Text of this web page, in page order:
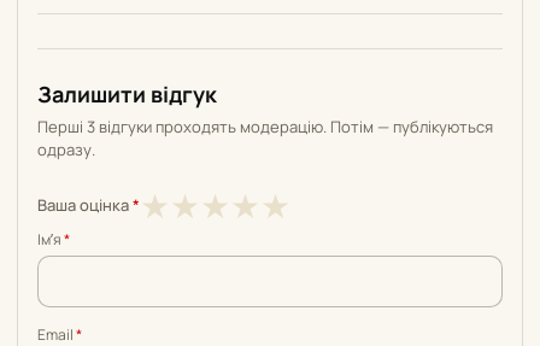
Залишити відгук
Перші 3 відгуки проходять модерацію. Потім — публікуються
одразу.
Ваша оцінка* ★
5
★4
5
★3
5
★2
5
★1
5
Імʼя*
Email*